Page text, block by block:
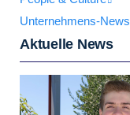
Unternehmens-News
Aktuelle News